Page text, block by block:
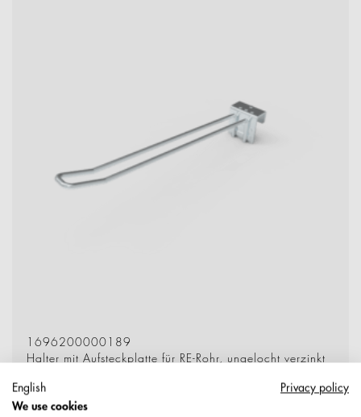
1696200000189
Halter mit Aufsteckplatte für RE-Rohr, ungelocht verzinkt
English
Privacy policy
We use cookies